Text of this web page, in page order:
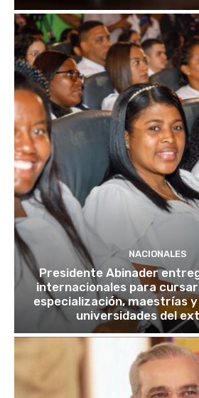
NACIONALES
Presidente Abinader
internacionales para
especialización, maestrías
universidades del